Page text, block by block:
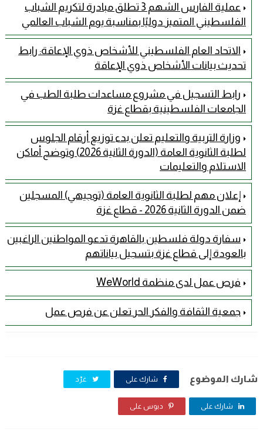
عملية الفارس الشهم 3 تطلق مبادرة لتكريم الشباب
الفلسطيني المتميز دوليًا بمناسبة يوم الشباب العالمي
الاتحاد العام الفلسطيني للأشخاص ذوي الإعاقة: رابط
تحديث بيانات الأشخاص ذوي الإعاقة
رابط التسجيل في مشروع مساعدات طلبة الطب في
الجامعات الفلسطينية بقطاع غزة
وزارة التربية والتعليم تعلن بدء توزيع أرقام الجلوس
لطلبة الثانوية العامة (الدورة الثانية 2026) وتوضح أماكن
الاستلام والتعليمات
إعلان مهم لطلبة الثانوية العامة (توجيهي) المسجلين
ضمن الدورة الثانية 2026 - قطاع غزة
سفارة دولة فلسطين بالقاهرة تدعو المواطنين الراغبين
بالعودة إلى قطاع غزة بتسجيل بياناتهم
فرص عمل لدى منظمة WeWorld
جمعية الثقافة والفكر الحر تعلن عن فرص عمل
شارك الموضوع شارك على غرّد
شارك على دبوس على